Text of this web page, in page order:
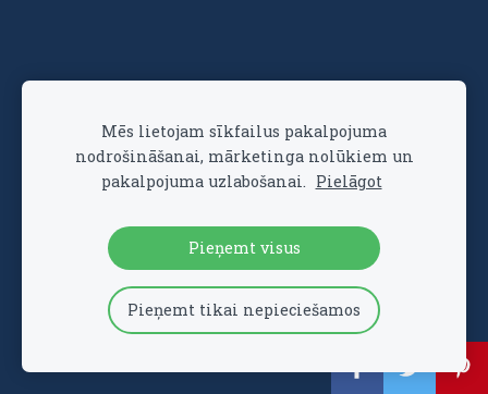
Mēs lietojam sīkfailus pakalpojuma
nodrošināšanai, mārketinga nolūkiem un
pakalpojuma uzlabošanai. Pielāgot
Pieņemt visus
Pieņemt tikai nepieciešamos